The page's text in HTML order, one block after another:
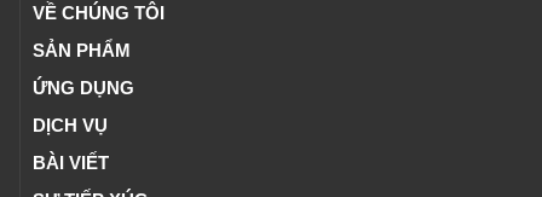
VỀ CHÚNG TÔI
SẢN PHẨM
ỨNG DỤNG
DỊCH VỤ
BÀI VIẾT